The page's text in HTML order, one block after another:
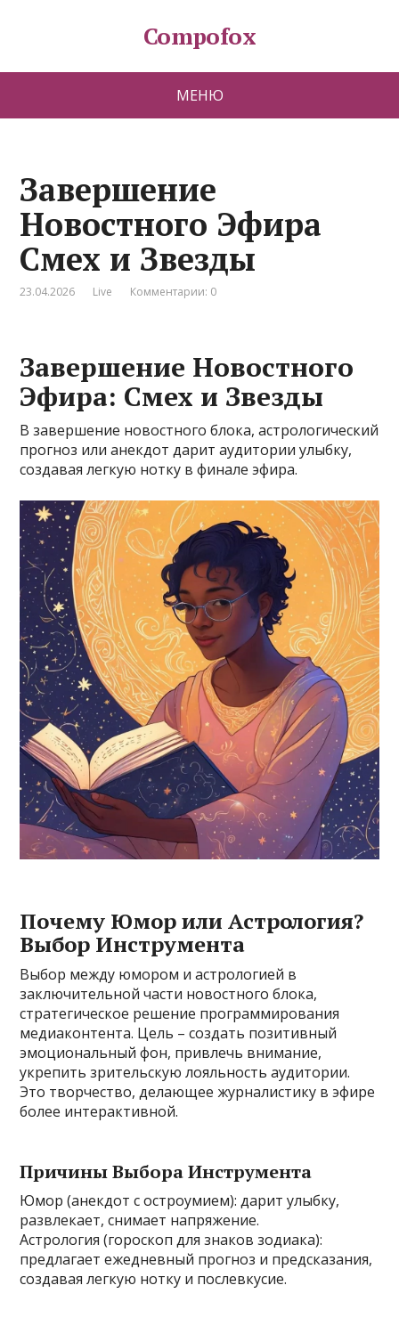
Compofox
МЕНЮ
Завершение
Новостного Эфира
Смех и Звезды
23.04.2026 Live Комментарии: 0
Завершение Новостного
Эфира: Смех и Звезды
В завершение новостного блока, астрологический
прогноз или анекдот дарит аудитории улыбку,
создавая легкую нотку в финале эфира.
Почему Юмор или Астрология?
Выбор Инструмента
Выбор между юмором и астрологией в
заключительной части новостного блока,
стратегическое решение программирования
медиаконтента. Цель – создать позитивный
эмоциональный фон, привлечь внимание,
укрепить зрительскую лояльность аудитории.
Это творчество, делающее журналистику в эфире
более интерактивной.
Причины Выбора Инструмента
Юмор (анекдот с остроумием): дарит улыбку,
развлекает, снимает напряжение.
Астрология (гороскоп для знаков зодиака):
предлагает ежедневный прогноз и предсказания,
создавая легкую нотку и послевкусие.